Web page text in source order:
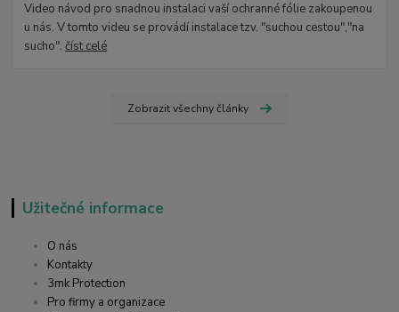
Video návod pro snadnou instalaci vaší ochranné fólie zakoupenou
u nás. V tomto videu se provádí instalace tzv. "suchou cestou","na
sucho".číst celé
Zobrazit všechny články
Užitečné informace
O nás
Kontakty
3mk Protection
Pro firmy a organizace